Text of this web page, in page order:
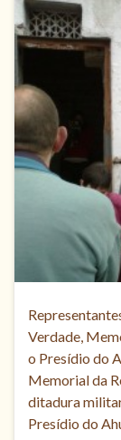
Verdade,
o Presídio do
Memorial da
ditadura
Presídio do